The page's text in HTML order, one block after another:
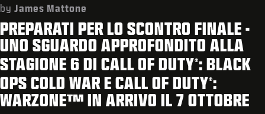
ASSISTENZA
XBOX GAME PASS
ACCEDI |REGISTRATI
by James Mattone
PREPARATI PER LO SCONTRO FINALE -
UNO SGUARDO APPROFONDITO ALLA
STAGIONE 6 DI CALL OF DUTY®: BLACK
OPS COLD WAR E CALL OF DUTY®:
WARZONE™ IN ARRIVO IL 7 OTTOBRE